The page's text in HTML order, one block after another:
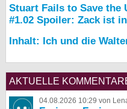
Stuart Fails to Save the
#1.02 Spoiler: Zack ist
Inhalt: Ich und die
AKTUELLE
04.08.2026 10:29 von